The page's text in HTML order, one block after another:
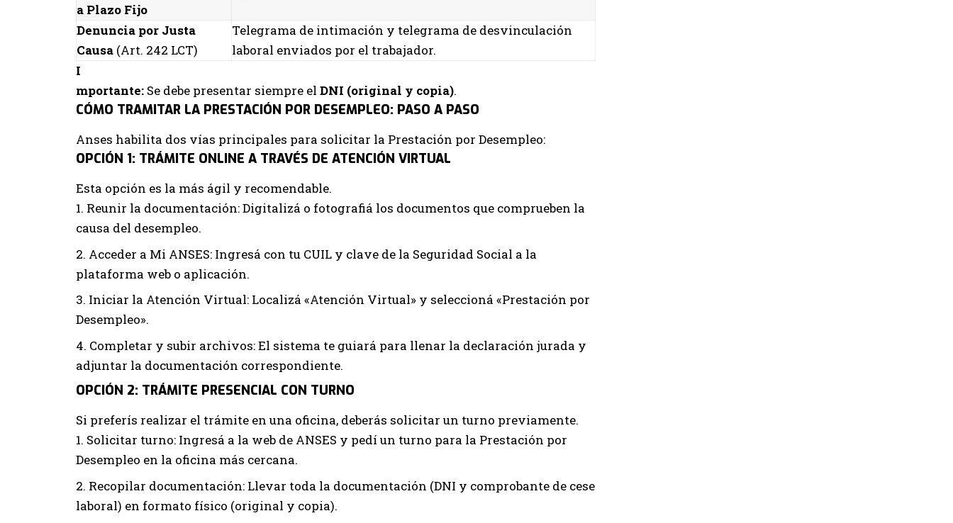
a Plazo Fijo
Denuncia por Justa
Causa (Art. 242 LCT)
Telegrama de intimación y telegrama de desvinculación
laboral enviados por el trabajador.
I
mportante: Se debe presentar siempre el DNI (original y copia).
CÓMO TRAMITAR LA PRESTACIÓN POR DESEMPLEO: PASO A PASO
Anses habilita dos vías principales para solicitar la Prestación por Desempleo:
OPCIÓN 1: TRÁMITE ONLINE A TRAVÉS DE ATENCIÓN VIRTUAL
Esta opción es la más ágil y recomendable.
Reunir la documentación: Digitalizá o fotografiá los documentos que comprueben la
causa del desempleo.
Acceder a Mi ANSES: Ingresá con tu CUIL y clave de la Seguridad Social a la
plataforma web o aplicación.
Iniciar la Atención Virtual: Localizá «Atención Virtual» y seleccioná «Prestación por
Desempleo».
Completar y subir archivos: El sistema te guiará para llenar la declaración jurada y
adjuntar la documentación correspondiente.
OPCIÓN 2: TRÁMITE PRESENCIAL CON TURNO
Si preferís realizar el trámite en una oficina, deberás solicitar un turno previamente.
Solicitar turno: Ingresá a la web de ANSES y pedí un turno para la Prestación por
Desempleo en la oficina más cercana.
Recopilar documentación: Llevar toda la documentación (DNI y comprobante de cese
laboral) en formato físico (original y copia).